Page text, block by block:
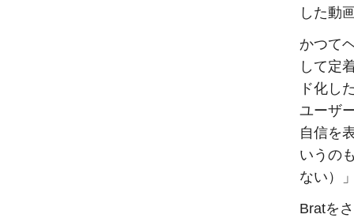
した動
かつて
して定
ド化し
ユーザ
自信を
いうの
ない）
Bratを